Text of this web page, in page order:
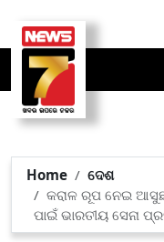
Home
ଦେଶ
କରାଳ ରୂପ ନେଇ
ପାଇଁ ଭାରତୀୟ ସେନା